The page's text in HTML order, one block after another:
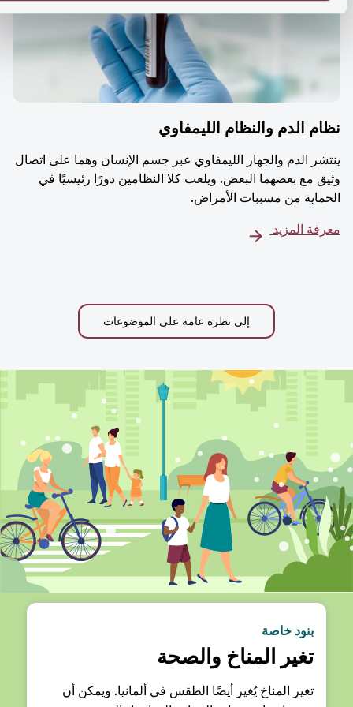
الدم والنظام الليمفاوي
الدم والجهاز الليمفاوي عبر جسم الإنسان وهما على اتصال
مع بعضهما البعض. ويلعب كلا النظامين دورًا رئيسيًا في
من مسببات الأمراض.
المزيد
إلى نظرة عامة على الموضوعات
بنود خاصة
تغير المناخ والصحة
تغير المناخ يُغير أيضًا الطقس في ألمانيا. ويمكن أن